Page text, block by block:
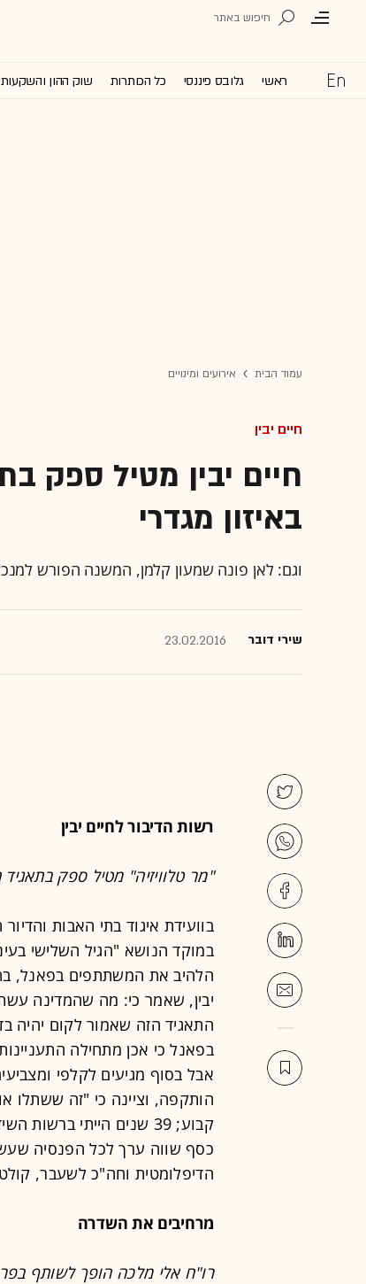
ראשי גלובס פיננסי כל הכותרות שוק ההון והשקעות
עמוד הבית אירועים ומינויים
חיים יבין
חיים יבין מטיל ספק
באיזון מגדרי
וגם: לאן פונה שמעון קלמן, המשנה הפורש
שירי דובר 23.02.2016
רשות הדיבור לחיים יבין
"מר טלוויזיה" מטיל ספק
בוועידת איגוד בתי האבות
במוקד הנושא "הגיל השלישי
הלהיב את המשתתפים בפאנל,
יבין, שאמר כי: מה שהמדינה
התאגיד הזה שאמור לקום יהיה
בפאנל כי אכן מתחילה
אבל בסוף מגיעים לקלפי
הותקפה, וציינה כי "זה ששתלו
קבוע; 39 שנים הייתי
הדיפלומטית וחה"כ לשעבר,
מרחיבים את השדרה
רו"ח אלי מלכה הופך לשותף